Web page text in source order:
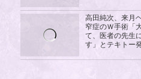
高田純次、来月
窄症のＷ手術「
て、医者の先生
す」とテキトー